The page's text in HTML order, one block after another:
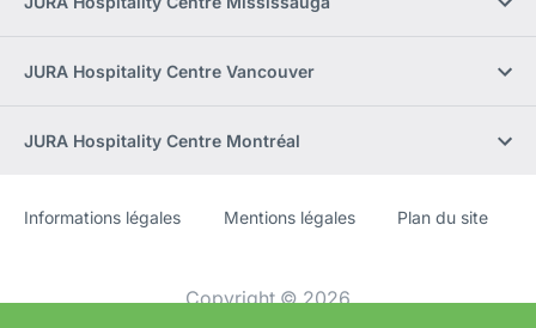
JURA Hospitality Centre Vancouver
JURA Hospitality Centre Montréal
Site
[Website
Informations légales Mentions légales Plan du site
Copyright © 2026